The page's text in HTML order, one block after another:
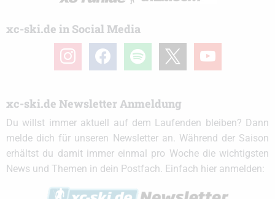
xc-ski.de in Social Media
instagramfacebook spotify youtube
xc-ski.de Newsletter Anmeldung
Du willst immer aktuell auf dem Laufenden bleiben? Dann
melde dich für unseren Newsletter an. Während der Saison
erhältst du damit immer einmal pro Woche die wichtigsten
News und Themen in dein Postfach. Einfach hier anmelden: